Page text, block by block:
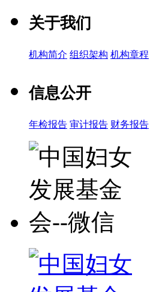
关于我们
机构简介 组织架构 机构章程
信息公开
年检报告 审计报告 财务报告